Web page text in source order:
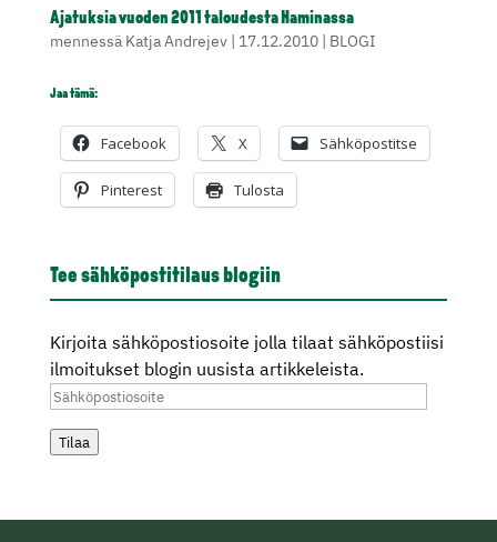
Ajatuksia vuoden 2011 taloudesta Haminassa
mennessä Katja Andrejev| 17.12.2010| BLOGI
Jaa tämä:
Facebook X Sähköpostitse
Pinterest Tulosta
Tee sähköpostitilaus blogiin
Kirjoita sähköpostiosoite jolla tilaat sähköpostiisi
ilmoitukset blogin uusista artikkeleista.
Sähköpostiosoite
Tilaa